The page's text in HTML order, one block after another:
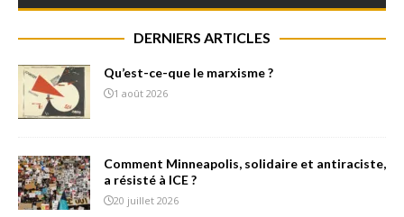
DERNIERS ARTICLES
Qu’est-ce-que le marxisme ?
1 août 2026
Comment Minneapolis, solidaire et antiraciste,
a résisté à ICE ?
20 juillet 2026